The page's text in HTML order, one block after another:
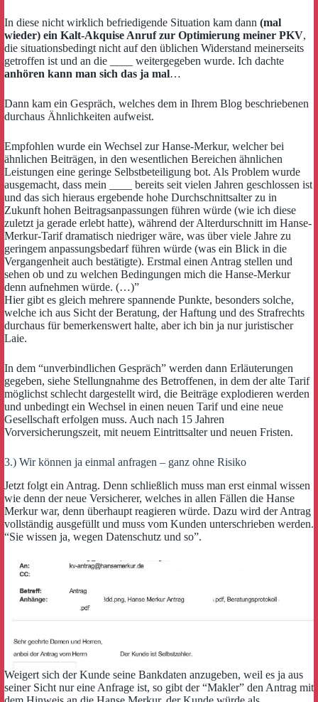
In diese nicht wirklich befriedigende Situation kam dann (mal
wieder) ein Kalt-Akquise Anruf zur Optimierung meiner PKV,
die situationsbedingt nicht auf den üblichen Widerstand meinerseits
getroffen ist und an die ____ weitergegeben wurde. Ich dachte
anhören kann man sich das ja mal…
Dann kam ein Gespräch, welches dem in Ihrem Blog beschriebenen
durchaus Ähnlichkeiten aufweist.
Empfohlen wurde ein Wechsel zur Hanse-Merkur, welcher bei
ähnlichen Beiträgen, in den wesentlichen Bereichen ähnlichen
Leistungen eine geringe Selbstbeteiligung bot. Als Problem wurde
ausgemacht, dass mein ____ bereits seit vielen Jahren geschlossen ist
und das sich hieraus ergebende hohe Durchschnittsalter zu in
Zukunft hohen Beitragsanpassungen führen würde (wie ich diese
zuletzt ja gerade erlebt hatte), während der Alterdurschnitt im Hanse-
Merkur-Tarif dramatisch niedriger wäre, was über viele Jahre zu
geringem anpassungsbedarf führen würde (was ein Blick in die
Vergangenheit auch bestätigte). Erstmal einen Antrag stellen und
sehen ob und zu welchen Bedingungen mich die Hanse-Merkur
denn aufnehmen würde. (…)”
Hier gibt es gleich mehrere spannende Punkte, besonders solche,
welche ich aus Sicht der Beratung, der Haftung und des Strafrechts
durchaus für bemerkenswert halte, aber ich bin ja nur juristischer
Laie.
In dem “unverbindlichen Gespräch” werden dann Erläuterungen
gegeben, siehe Stellungnahme des Betroffenen, in dem der alte Tarif
möglichst schlecht dargestellt wird, die Beiträge explodieren werden
und unbedingt ein Wechsel in einen neuen Tarif und eine neue
Gesellschaft erfolgen muss. Auch nach 15 Jahren
Vorversicherungszeit, mit neuem Eintrittsalter und neuen Fristen.
3.) Wir können ja einmal anfragen – ganz ohne Risiko
Jetzt folgt ein Antrag. Denn schließlich muss man erst einmal wissen
wie denn der neue Versicherer, welches in allen Fällen die Hanse
Merkur war, denn überhaupt reagieren würde. Dazu wird der Antrag
vollständig ausgefüllt und muss vom Kunden unterschrieben werden.
“Sie wissen ja, wegen Datenschutz und so”.
Weigert sich der Kunde seine Bankdaten anzugeben, weil es ja aus
seiner Sicht nur eine Anfrage ist, so gibt der “Makler” den Antrag mit